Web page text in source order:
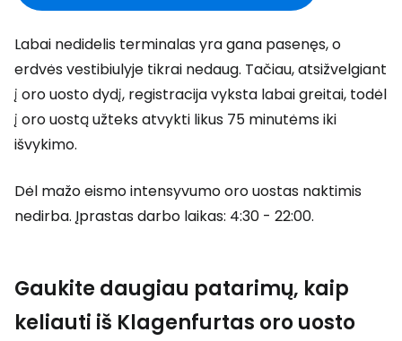
Labai nedidelis terminalas yra gana pasenęs, o
erdvės vestibiulyje tikrai nedaug. Tačiau, atsižvelgiant
į oro uosto dydį, registracija vyksta labai greitai, todėl
į oro uostą užteks atvykti likus 75 minutėms iki
išvykimo.
Dėl mažo eismo intensyvumo oro uostas naktimis
nedirba. Įprastas darbo laikas: 4:30 - 22:00.
Gaukite daugiau patarimų, kaip
keliauti iš Klagenfurtas oro uosto